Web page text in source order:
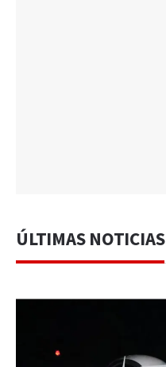
ÚLTIMAS NOTICIAS